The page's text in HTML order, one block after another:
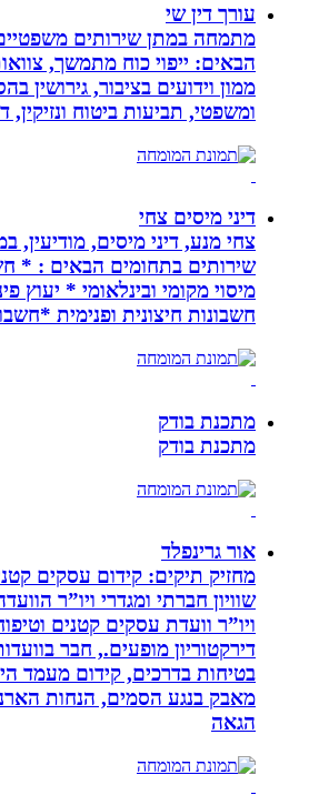
עורך דין שי
מתמחה במתן שירותים משפטיים
הבאים: ייפוי כוח מתמשך, צוואות
ממון וידועים בציבור, גירושין
ומשפטי, תביעות ביטוח ונזיקין, דיני
דיני מיסים צחי
צחי מנע, דיני מיסים, מודיעין,
שירותים בתחומים הבאים : *
מיסוי מקומי ובינלאומי * יעוץ
חשבונות חיצונית ופנימית *חשבות
מתכנת בודק
מתכנת בודק
אור גרינפלד
מחזיק תיקים: קידום עסקים קטנים
שוויון חברתי ומגדרי ויו”ר הוועדה
ויו”ר וועדת עסקים קטנים וטיפוח
דירקטוריון מופעים., חבר בוועדות:
בטיחות בדרכים, קידום מעמד הילד,
מאבק בנגע הסמים, הנחות הארנונה,